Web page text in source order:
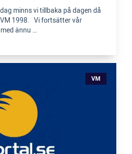
minns vi tillbaka på dagen då
VM 1998. Vi fortsätter vår
ännu …
VM